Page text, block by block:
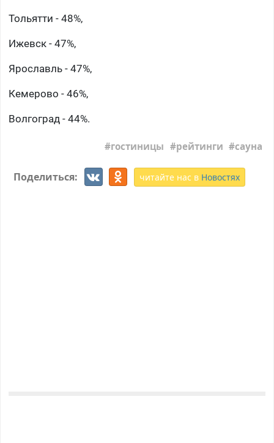
Тольятти - 48%,
Ижевск - 47%,
Ярославль - 47%,
Кемерово - 46%,
Волгоград - 44%.
гостиницы рейтинги сауна
Поделиться: читайте нас в Новостях